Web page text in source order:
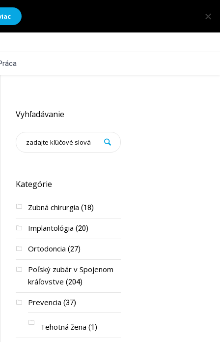
Vyhľadávanie
Kategórie
Zubná chirurgia (18)
Implantológia (20)
Ortodoncia (27)
Poľský zubár v Spojenom
kráľovstve (204)
Prevencia (37)
Tehotná žena (1)